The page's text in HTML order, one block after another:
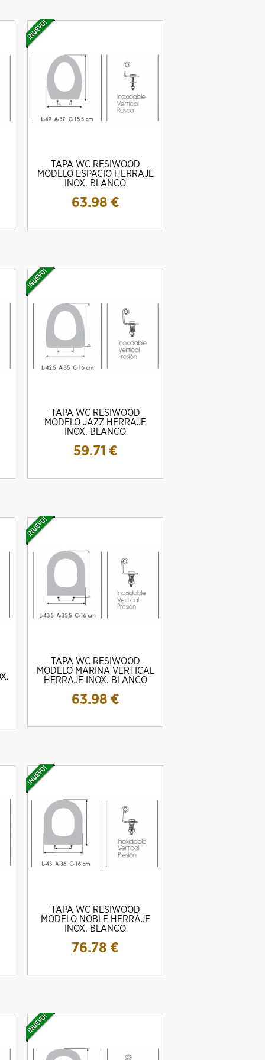
TAPA WC RESIWOOD
MODELO ESPACIO HERRAJE
INOX. BLANCO
63.98 €
TAPA WC RESIWOOD
MODELO JAZZ HERRAJE
INOX. BLANCO
59.71 €
TAPA WC RESIWOOD
MODELO MARINA VERTICAL
HERRAJE INOX. BLANCO
63.98 €
TAPA WC RESIWOOD
MODELO NOBLE HERRAJE
INOX. BLANCO
76.78 €